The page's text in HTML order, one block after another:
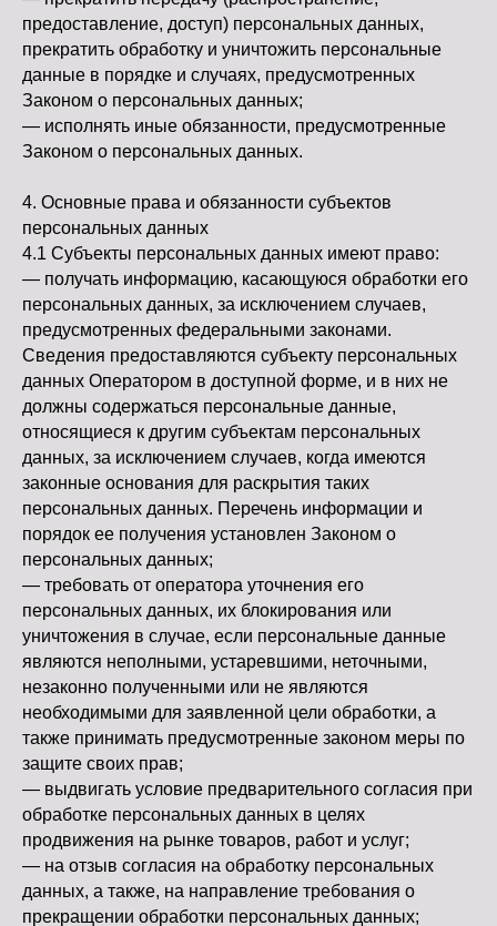
предоставление, доступ) персональных данных,
прекратить обработку и уничтожить персональные
данные в порядке и случаях, предусмотренных
Законом о персональных данных;
— исполнять иные обязанности, предусмотренные
Законом о персональных данных.
4. Основные права и обязанности субъектов
персональных данных
4.1 Субъекты персональных данных имеют право:
— получать информацию, касающуюся обработки его
персональных данных, за исключением случаев,
предусмотренных федеральными законами.
Сведения предоставляются субъекту персональных
данных Оператором в доступной форме, и в них не
должны содержаться персональные данные,
относящиеся к другим субъектам персональных
данных, за исключением случаев, когда имеются
законные основания для раскрытия таких
персональных данных. Перечень информации и
порядок ее получения установлен Законом о
персональных данных;
— требовать от оператора уточнения его
персональных данных, их блокирования или
уничтожения в случае, если персональные данные
являются неполными, устаревшими, неточными,
незаконно полученными или не являются
необходимыми для заявленной цели обработки, а
также принимать предусмотренные законом меры по
защите своих прав;
— выдвигать условие предварительного согласия при
обработке персональных данных в целях
продвижения на рынке товаров, работ и услуг;
— на отзыв согласия на обработку персональных
данных, а также, на направление требования о
прекращении обработки персональных данных;